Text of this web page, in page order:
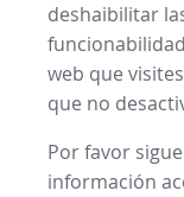
deshaibilitar
web que
que no
Por favor
información